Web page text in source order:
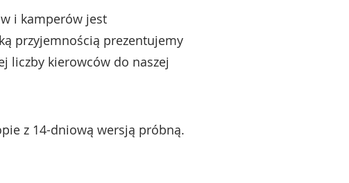
i kamperów jest
przyjemnością prezentujemy
liczby kierowców do naszej
z 14-dniową wersją próbną.